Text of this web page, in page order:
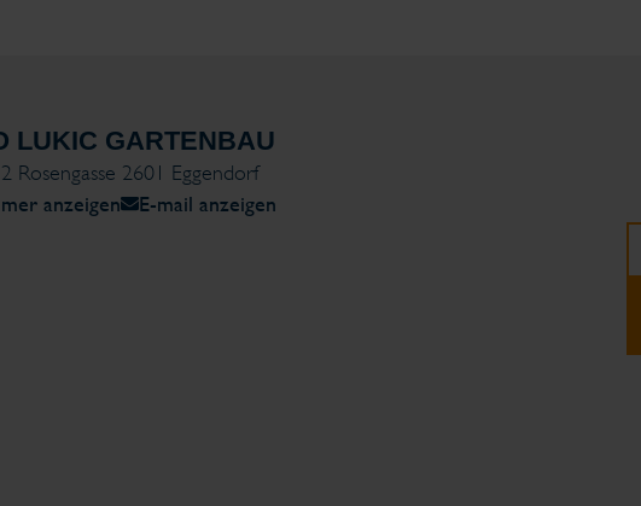
LUKIC GARTENBAU
Rosengasse 2601 Eggendorf
anzeigen
E-mail anzeigen